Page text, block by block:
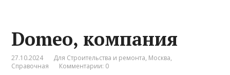
Domeo, компания
27.10.2024 Для Строительства и ремонта, Москва,
Справочная
Комментарии: 0